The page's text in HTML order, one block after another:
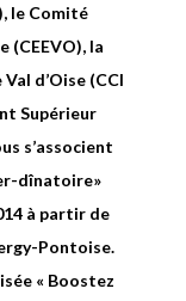
le Comité
(CEEVO), la
d’Oise (CCI
Supérieur
s’associent
dînatoire»
à partir de
Pontoise.
« Boostez